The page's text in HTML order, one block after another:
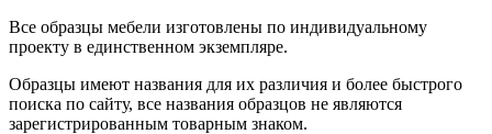
Все образцы мебели изготовлены по индивидуальному
проекту в единственном экземпляре.
Образцы имеют названия для их различия и более быстрого
поиска по сайту, все названия образцов не являются
зарегистрированным товарным знаком.